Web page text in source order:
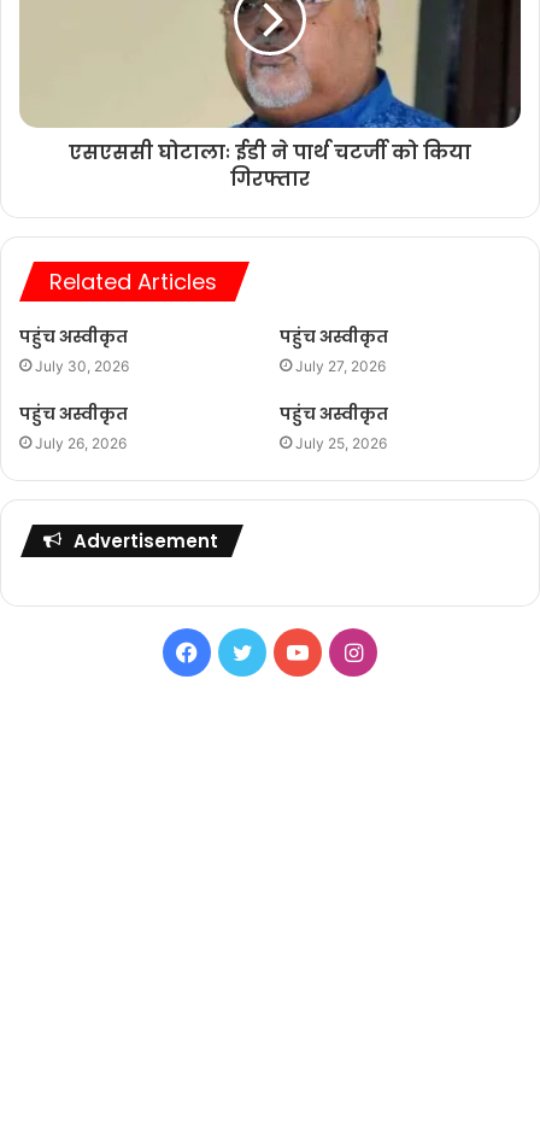
एसएससी घोटालाः ईडी ने पार्थ चटर्जी को किया
गिरफ्तार
Related Articles
पहुंच अस्वीकृत
July 30, 2026
पहुंच अस्वीकृत
July 27, 2026
पहुंच अस्वीकृत
July 26, 2026
पहुंच अस्वीकृत
July 25, 2026
Advertisement
Facebook
TwitterYouTubeInstagram